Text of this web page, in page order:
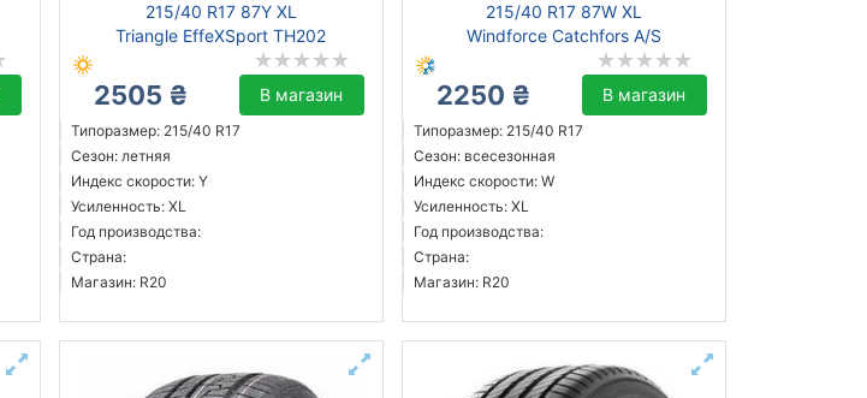
215/40 R17 87Y XL
Triangle EffeXSport TH202
2505 ₴ В магазин
Типоразмер: 215/40 R17
Сезон: летняя
Индекс скорости: Y
Усиленность: XL
Год производства:
Страна:
Магазин: R20
215/40 R17 87W XL
Windforce Catchfors A/S
2250 ₴ В магазин
Типоразмер: 215/40 R17
Сезон: всесезонная
Индекс скорости: W
Усиленность: XL
Год производства:
Страна:
Магазин: R20